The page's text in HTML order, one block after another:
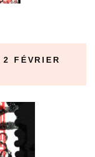
2 FÉVRIER